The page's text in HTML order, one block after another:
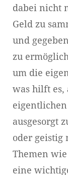
dabei nicht
Geld zu
und
zu
um die
was hilft es,
ausgesorgt
oder geistig
Themen
eine